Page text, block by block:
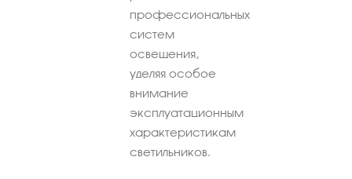
профессиональных
систем
освещения,
уделяя особое
внимание
эксплуатационным
характеристикам
светильников.